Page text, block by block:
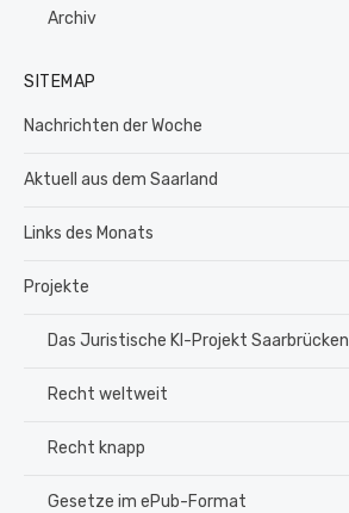
Archiv
SITEMAP
Nachrichten der Woche
Aktuell aus dem Saarland
Links des Monats
Projekte
Das Juristische KI-Projekt Saarbrücken
Recht weltweit
Recht knapp
Gesetze im ePub-Format